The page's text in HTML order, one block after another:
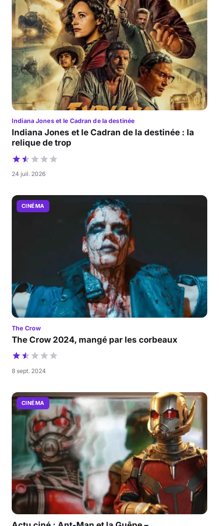
Indiana Jones et le Cadran de la destinée
Indiana Jones et le Cadran de la destinée : la
relique de trop
24 juil. 2026
CINÉMA
The Crow
The Crow 2024, mangé par les corbeaux
8 sept. 2024
CINÉMA